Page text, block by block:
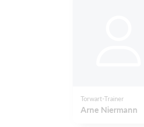
Torwart-Trainer
Arne Niermann